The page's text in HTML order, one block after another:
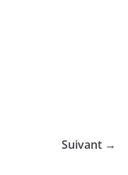
Suivant →